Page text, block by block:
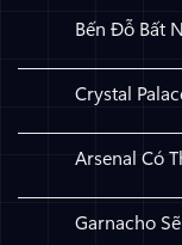
Bến Đỗ Bất
Crystal
Arsenal Có
Garnacho